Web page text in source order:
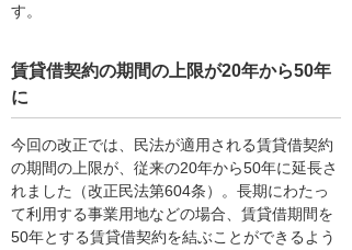
す。
賃貸借契約の期間の上限が20年から50年
に
今回の改正では、民法が適用される賃貸借契約
の期間の上限が、従来の20年から50年に延長さ
れました（改正民法第604条）。長期にわたっ
て利用する事業用地などの場合、賃貸借期間を
50年とする賃貸借契約を結ぶことができるよう